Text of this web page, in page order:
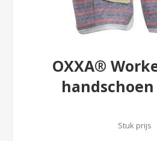
OXXA®
handschoen
Stuk prijs